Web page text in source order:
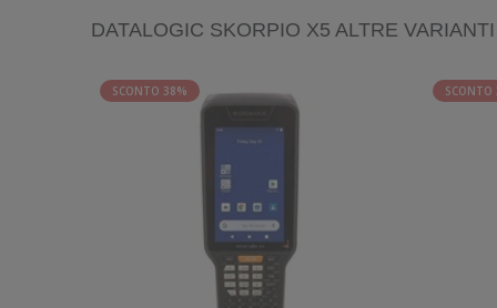
DATALOGIC SKORPIO X5 ALTRE VARIANTI
SCONTO 38% SCONTO